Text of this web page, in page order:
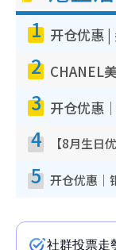
1
2
3
4
5